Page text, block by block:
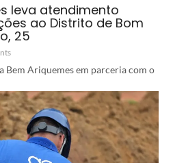
leva atendimento
ao Distrito de Bom
25
Bem Ariquemes em parceria com o